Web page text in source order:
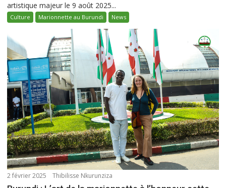
artistique majeur le 9 août 2025...
Culture Marionnette au Burundi News
2 février 2025 Thibilisse Nkurunziza